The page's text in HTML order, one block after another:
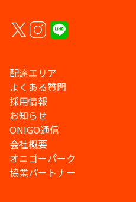
配達エリア
よくある質問
採用情報
お知らせ
ONIGO通信
会社概要
オニゴーパーク
協業パートナー